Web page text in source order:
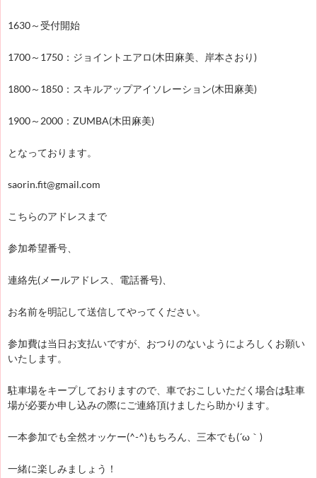
1630～受付開始
1700～1750：ジョイントエアロ(木田麻美、岸本さおり)
1800～1850：スキルアップアイソレーション(木田麻美)
1900～2000：ZUMBA(木田麻美)
となっております。
saorin.fit@gmail.com
こちらのアドレスまで
参加希望番号、
連絡先(メールアドレス、電話番号)、
お名前を明記して送信してやってください。
参加費は当日お支払いですが、おつりのないようによろしくお願い
いたします。
駐車場をキープしておりますので、車でおこしいただく場合は駐車
場が必要か申し込みの際にご連絡頂けましたら助かります。
一本参加でも全然オッケー(^-^)もちろん、三本でも(´ω｀)
一緒に楽しみましょう！